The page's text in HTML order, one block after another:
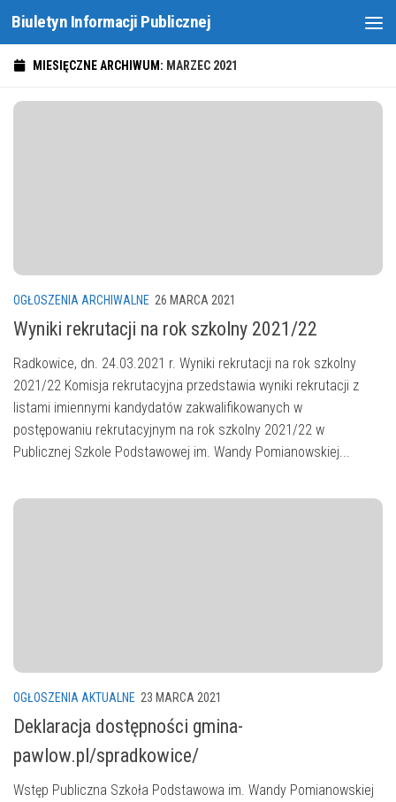
Skip to content
Biuletyn Informacji Publicznej
MIESIĘCZNE ARCHIWUM: MARZEC 2021
OGŁOSZENIA ARCHIWALNE 26 MARCA 2021
Wyniki rekrutacji na rok szkolny 2021/22
Radkowice, dn. 24.03.2021 r. Wyniki rekrutacji na rok szkolny
2021/22 Komisja rekrutacyjna przedstawia wyniki rekrutacji z
listami imiennymi kandydatów zakwalifikowanych w
postępowaniu rekrutacyjnym na rok szkolny 2021/22 w
Publicznej Szkole Podstawowej im. Wandy Pomianowskiej...
OGŁOSZENIA AKTUALNE 23 MARCA 2021
Deklaracja dostępności gmina-
pawlow.pl/spradkowice/
Wstęp Publiczna Szkoła Podstawowa im. Wandy Pomianowskiej